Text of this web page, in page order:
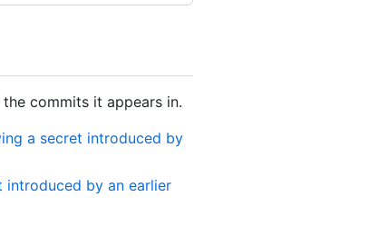
commits it appears in.
a secret introduced by
introduced by an earlier